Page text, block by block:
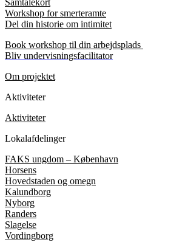
Samtalekort
Workshop for smerteramte
Del din historie om intimitet
Book workshop til din arbejdsplads
Bliv undervisningsfacilitator
Om projektet
Aktiviteter
Aktiviteter
Lokalafdelinger
FAKS ungdom – København
Horsens
Hovedstaden og omegn
Kalundborg
Nyborg
Randers
Slagelse
Vordingborg